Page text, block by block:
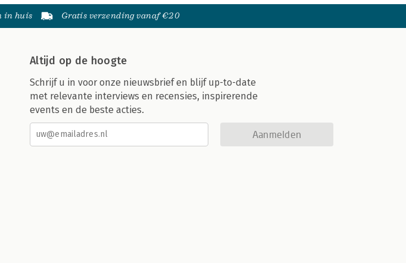
in huis Gratis verzending vanaf €20
Altijd op de hoogte
Schrijf u in voor onze nieuwsbrief en blijf up-to-date
met relevante interviews en recensies, inspirerende
events en de beste acties.
Aanmelden